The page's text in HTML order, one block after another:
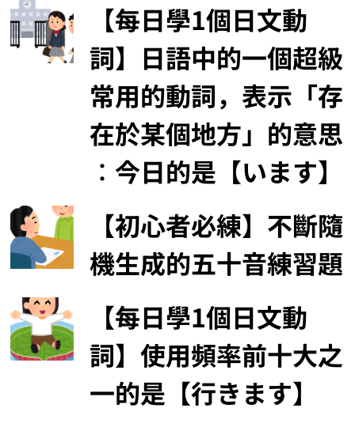
【每日學1個日文動
詞】日語中的一個超級
常用的動詞，表示「存
在於某個地方」的意思
︰今日的是【います】
【初心者必練】不斷隨
機生成的五十音練習題
【每日學1個日文動
詞】使用頻率前十大之
一的是【行きます】